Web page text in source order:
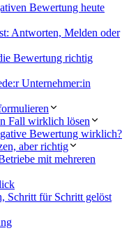
Bewertung heute
Antworten, Melden oder
Bewertung richtig
Unternehmer:in
Fall wirklich lösen
Bewertung wirklich?
aber richtig
mit mehreren
Schritt für Schritt gelöst